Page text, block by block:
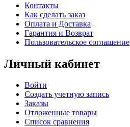
Контакты
Как сделать заказ
Оплата и Доставка
Гарантия и Возврат
Пользовательское соглашение
Личный кабинет
Войти
Создать учетную запись
Заказы
Отложенные товары
Список сравнения